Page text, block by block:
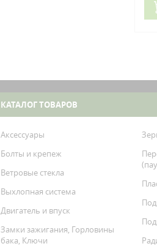
КАТАЛОГ ТОВАРОВ
Аксессуары
Болты и крепеж
Ветровые стекла
Выхлопная система
Двигатель и впуск
Замки зажигания, Горловины
бака, Ключи